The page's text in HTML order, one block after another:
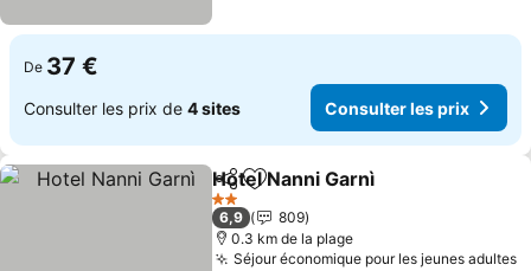
De 37 €
Consulter les prix de 4 sites Consulter les prix
PartagerAjouter à mes favoris
Hotel Nanni Garnì
2 Étoiles
6,9
809
0.3 km de la plage
Séjour économique pour les jeunes adultes